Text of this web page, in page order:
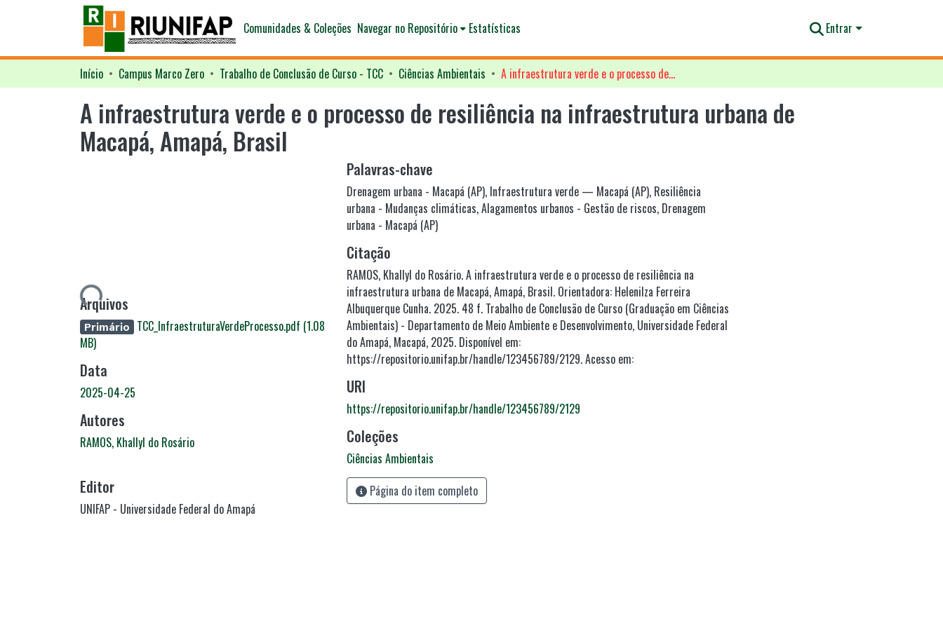
Comunidades & Coleções Navegar no Repositório Estatísticas Entrar
Início Campus Marco Zero Trabalho de Conclusão de Curso - TCC Ciências Ambientais A infraestrutura verde e o processo de resiliência na infraestrutura urbana de Macapá, Amapá, Brasil
A infraestrutura verde e o processo de resiliência na infraestrutura urbana de
Macapá, Amapá, Brasil
Carregando...
Arquivos
Primário TCC_InfraestruturaVerdeProcesso.pdf (1.08
MB)
Data
2025-04-25
Autores
RAMOS, Khallyl do Rosário
Editor
UNIFAP - Universidade Federal do Amapá
Palavras-chave
Drenagem urbana - Macapá (AP), Infraestrutura verde — Macapá (AP), Resiliência
urbana - Mudanças climáticas,Alagamentos urbanos - Gestão de riscos, Drenagem
urbana - Macapá (AP)
Citação
RAMOS, Khallyl do Rosário. A infraestrutura verde e o processo de resiliência na
infraestrutura urbana de Macapá, Amapá, Brasil. Orientadora: Helenilza Ferreira
Albuquerque Cunha. 2025. 48 f. Trabalho de Conclusão de Curso (Graduação em Ciências
Ambientais) - Departamento de Meio Ambiente e Desenvolvimento, Universidade Federal
do Amapá, Macapá, 2025. Disponível em:
https://repositorio.unifap.br/handle/123456789/2129. Acesso em:
URI
https://repositorio.unifap.br/handle/123456789/2129
Coleções
Ciências Ambientais
Página do item completo